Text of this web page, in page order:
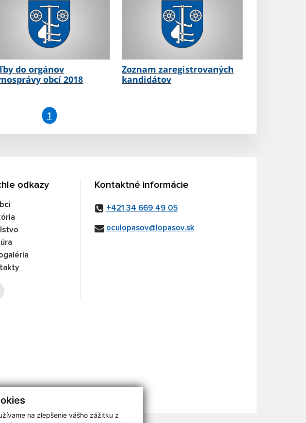
na zlepšenie vášho zážitku z
do orgánov
obcí 2018
Zoznam zaregistrovaných
kandidátov
1
odkazy Kontaktné informácie
+421 34 669 49 05
oculopasov@lopasov.sk